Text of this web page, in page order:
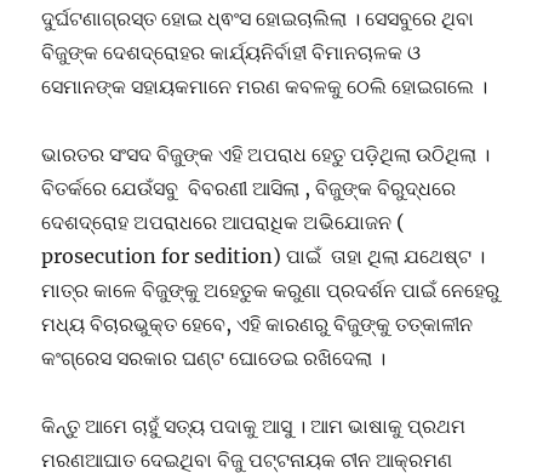
ଦୁର୍ଘଟଣାଗ୍ରସ୍ତ ହୋଇ ଧ୍ଵଂସ ହୋଇଚାଲିଲା । ସେସବୁରେ ଥିବା
ବିଜୁଙ୍କ ଦେଶଦ୍ରୋହର କାର୍ଯ୍ୟନିର୍ବାହୀ ବିମାନଚାଳକ ଓ
ସେମାନଙ୍କ ସହାୟକମାନେ ମରଣ କବଳକୁ ଠେଲି ହୋଇଗଲେ ।
ଭାରତର ସଂସଦ ବିଜୁଙ୍କ ଏହି ଅପରାଧ ହେତୁ ପଡ଼ିଥିଲା ଉଠିଥିଲା ।
ବିତର୍କରେ ଯେଉଁସବୁ ବିବରଣୀ ଆସିଲା , ବିଜୁଙ୍କ ବିରୁଦ୍ଧରେ
ଦେଶଦ୍ରୋହ ଅପରାଧରେ ଆପରାଧିକ ଅଭିଯୋଜନ (
prosecution for sedition) ପାଇଁ ତାହା ଥିଲା ଯଥେଷ୍ଟ ।
ମାତ୍ର କାଳେ ବିଜୁଙ୍କୁ ଅହେତୁକ କରୁଣା ପ୍ରଦର୍ଶନ ପାଇଁ ନେହେରୁ
ମଧ୍ୟ ବିଚାରଭୁକ୍ତ ହେବେ, ଏହି କାରଣରୁ ବିଜୁଙ୍କୁ ତତ୍କାଳୀନ
କଂଗ୍ରେସ ସରକାର ଘଣ୍ଟ ଘୋଡେଇ ରଖିଦେଲା ।
କିନ୍ତୁ ଆମେ ଚାହୁଁ ସତ୍ୟ ପଦାକୁ ଆସୁ । ଆମ ଭାଷାକୁ ପ୍ରଥମ
ମରଣଆଘାତ ଦେଇଥିବା ବିଜୁ ପଟ୍ଟନାୟକ ଚୀନ ଆକ୍ରମଣ